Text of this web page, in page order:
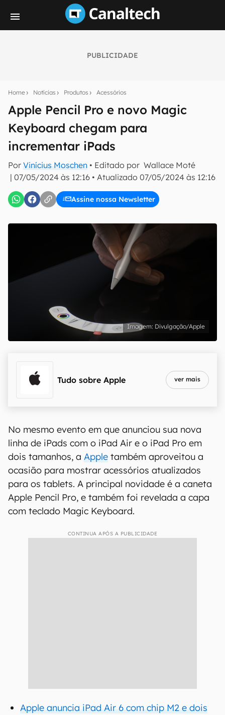
PUBLICIDADE
Home Notícias Produtos Acessórios
Apple Pencil Pro e novo Magic
Keyboard chegam para
incrementar iPads
Por Vinícius Moschen • Editado por Wallace Moté
| 07/05/2024 às 12:16 • Atualizado 07/05/2024 às 12:16
Assine nossa Newsletter
notícias e reviews sobre tecnologia em primeira
mão.
E-mail
inscreva-se
Confirmo que li, aceito e concordo com os Termos de
Uso e Política de Privacidade do Canaltech.
Divulgação/Apple
Tudo sobre Apple ver mais
No mesmo evento em que anunciou sua nova
linha de iPads com o iPad Air e o iPad Pro em
dois tamanhos, a Apple também aproveitou a
ocasião para mostrar acessórios atualizados
para os tablets. A principal novidade é a caneta
Apple Pencil Pro, e também foi revelada a capa
com teclado Magic Keyboard.
CONTINUA APÓS A PUBLICIDADE
Apple anuncia iPad Air 6 com chip M2 e dois